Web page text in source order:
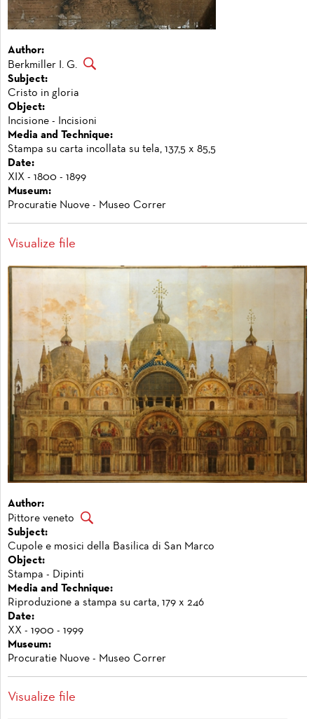
Author:
Berkmiller I. G.
Subject:
Cristo in gloria
Object:
Incisione - Incisioni
Media and Technique:
Stampa su carta incollata su tela, 137,5 x 85,5
Date:
XIX - 1800 - 1899
Museum:
Procuratie Nuove - Museo Correr
Visualize file
Author:
Pittore veneto
Subject:
Cupole e mosici della Basilica di San Marco
Object:
Stampa - Dipinti
Media and Technique:
Riproduzione a stampa su carta, 179 x 246
Date:
XX - 1900 - 1999
Museum:
Procuratie Nuove - Museo Correr
Visualize file